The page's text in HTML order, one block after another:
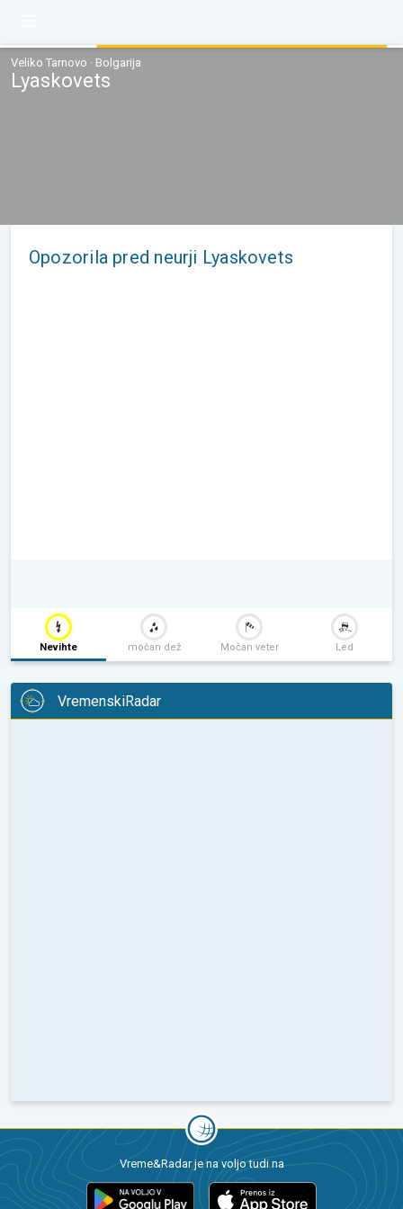
Veliko Tarnovo · Bolgarija
Lyaskovets
Opozorila pred neurji Lyaskovets
Nevihte močan dež Močan veter Led
VremenskiRadar
Vreme&Radar je na voljo tudi na